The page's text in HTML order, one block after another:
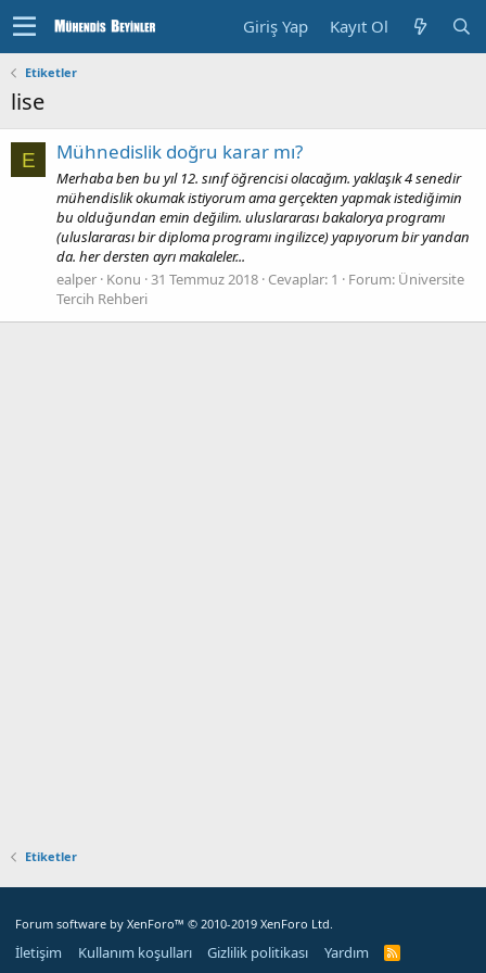
Giriş Yap Kayıt Ol
Etiketler
lise
E Mühnedislik doğru karar mı?
Merhaba ben bu yıl 12. sınıf öğrencisi olacağım. yaklaşık 4 senedir
mühendislik okumak istiyorum ama gerçekten yapmak istediğimin
bu olduğundan emin değilim. uluslararası bakalorya programı
(uluslararası bir diploma programı ingilizce) yapıyorum bir yandan
da. her dersten ayrı makaleler...
ealper Konu 31 Temmuz 2018 Cevaplar: 1 Forum: Üniversite
Tercih Rehberi
Etiketler
Forum software by XenForo™ © 2010-2019 XenForo Ltd.
İletişim Kullanım koşulları Gizlilik politikası Yardım
R